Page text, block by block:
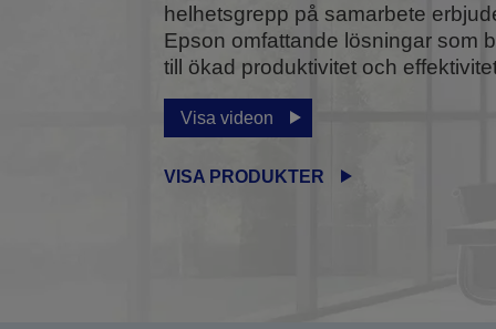
helhetsgrepp på samarbete
Epson omfattande lösningar som
till ökad produktivitet och
Visa videon
VISA PRODUKTER